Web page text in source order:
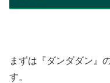
まずは『ダンダダン』
す。